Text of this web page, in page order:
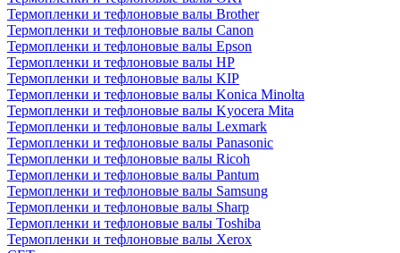
Термопленки и тефлоновые валы Brother
Термопленки и тефлоновые валы Canon
Термопленки и тефлоновые валы Epson
Термопленки и тефлоновые валы HP
Термопленки и тефлоновые валы KIP
Термопленки и тефлоновые валы Konica Minolta
Термопленки и тефлоновые валы Kyocera Mita
Термопленки и тефлоновые валы Lexmark
Термопленки и тефлоновые валы Panasonic
Термопленки и тефлоновые валы Ricoh
Термопленки и тефлоновые валы Pantum
Термопленки и тефлоновые валы Samsung
Термопленки и тефлоновые валы Sharp
Термопленки и тефлоновые валы Toshiba
Термопленки и тефлоновые валы Xerox